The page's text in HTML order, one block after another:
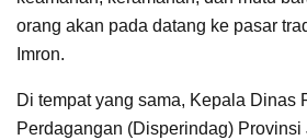
orang akan pada datang ke pasar
Imron.
Di tempat yang sama, Kepala Dinas
Perdagangan (Disperindag) Provinsi